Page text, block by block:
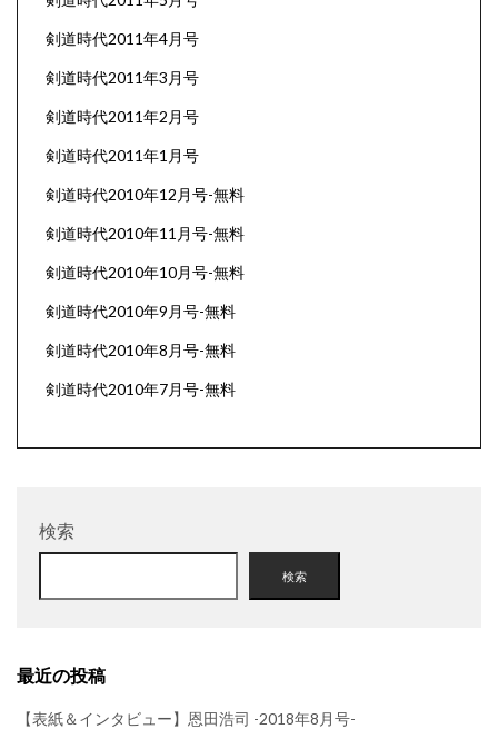
剣道時代2011年4月号
剣道時代2011年3月号
剣道時代2011年2月号
剣道時代2011年1月号
剣道時代2010年12月号-無料
剣道時代2010年11月号-無料
剣道時代2010年10月号-無料
剣道時代2010年9月号-無料
剣道時代2010年8月号-無料
剣道時代2010年7月号-無料
検索
検索
最近の投稿
【表紙＆インタビュー】恩田浩司 -2018年8月号-